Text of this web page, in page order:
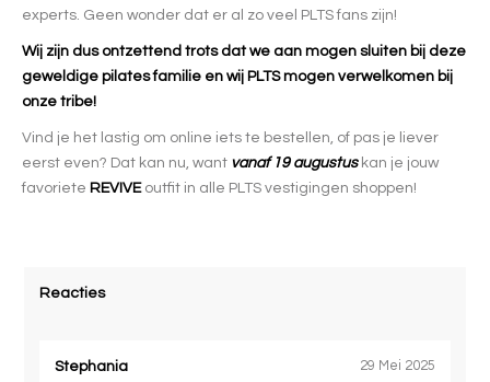
experts. Geen wonder dat er al zo veel PLTS fans zijn!
Wij zijn dus ontzettend trots dat we aan mogen sluiten bij deze
geweldige pilates familie en wij PLTS mogen verwelkomen bij
onze tribe!
Vind je het lastig om online iets te bestellen, of pas je liever
eerst even? Dat kan nu, want vanaf 19 augustuskan je jouw
favoriete REVIVEoutfit in alle PLTS vestigingen shoppen!
Reacties
Stephania
29 Mei 2025